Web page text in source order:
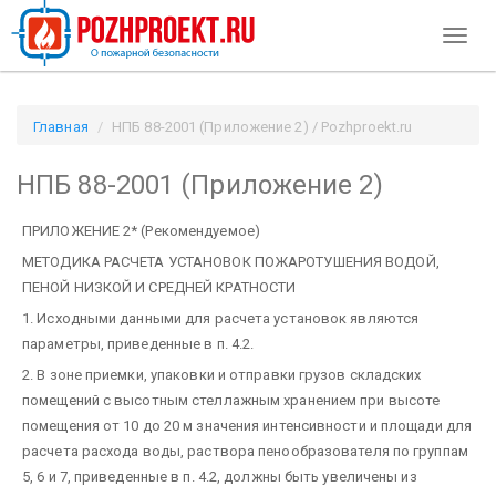
Главная НПБ 88-2001 (Приложение 2) / Pozhproekt.ru
НПБ 88-2001 (Приложение 2)
ПРИЛОЖЕНИЕ 2* (Рекомендуемое)
МЕТОДИКА РАСЧЕТА УСТАНОВОК ПОЖАРОТУШЕНИЯ ВОДОЙ,
ПЕНОЙ НИЗКОЙ И СРЕДНЕЙ КРАТНОСТИ
1. Исходными данными для расчета установок являются
параметры, приведенные в п. 4.2.
2. В зоне приемки, упаковки и отправки грузов складских
помещений с высотным стеллажным хранением при высоте
помещения от 10 до 20 м значения интенсивности и площади для
расчета расхода воды, раствора пенообразователя по группам
5, 6 и 7, приведенные в п. 4.2, должны быть увеличены из